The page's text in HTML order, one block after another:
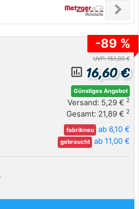
chevron_right
Next
-89 %
UVP: 151,00 €
insert_chart_outlined 16,60 €
Günstiges Angebot
Versand: 5,29 € 2
Gesamt: 21,89 € 2
fabrikneu ab 6,10 €
gebraucht ab 11,00 €